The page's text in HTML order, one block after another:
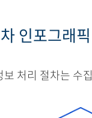
인포그래픽
처리 절차는 수